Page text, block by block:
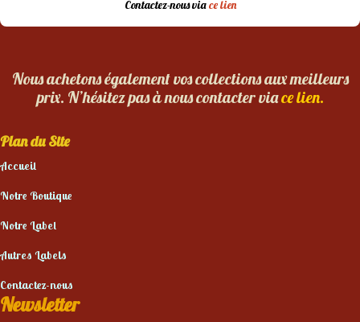
Contactez-nous viace lien
Nous achetons également vos collections aux meilleurs
prix. N’hésitez pas à nous contacter viace lien.
Plan du Site
Accueil
Notre Boutique
Notre Label
Autres Labels
Contactez-nous
Newsletter